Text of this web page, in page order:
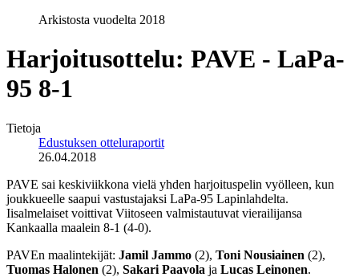
Arkistosta vuodelta 2018
Harjoitusottelu: PAVE - LaPa-
95 8-1
Tietoja
Edustuksen otteluraportit
26.04.2018
PAVE sai keskiviikkona vielä yhden harjoituspelin vyölleen, kun
joukkueelle saapui vastustajaksi LaPa-95 Lapinlahdelta.
Iisalmelaiset voittivat Viitoseen valmistautuvat vierailijansa
Kankaalla maalein 8-1 (4-0).
PAVEn maalintekijät: Jamil Jammo (2), Toni Nousiainen (2),
Tuomas Halonen (2), Sakari Paavola ja Lucas Leinonen.